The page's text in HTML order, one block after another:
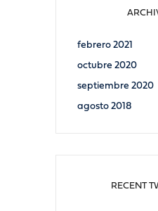
febrero 2021
octubre 2020
septiembre 2020
agosto 2018
RECENT